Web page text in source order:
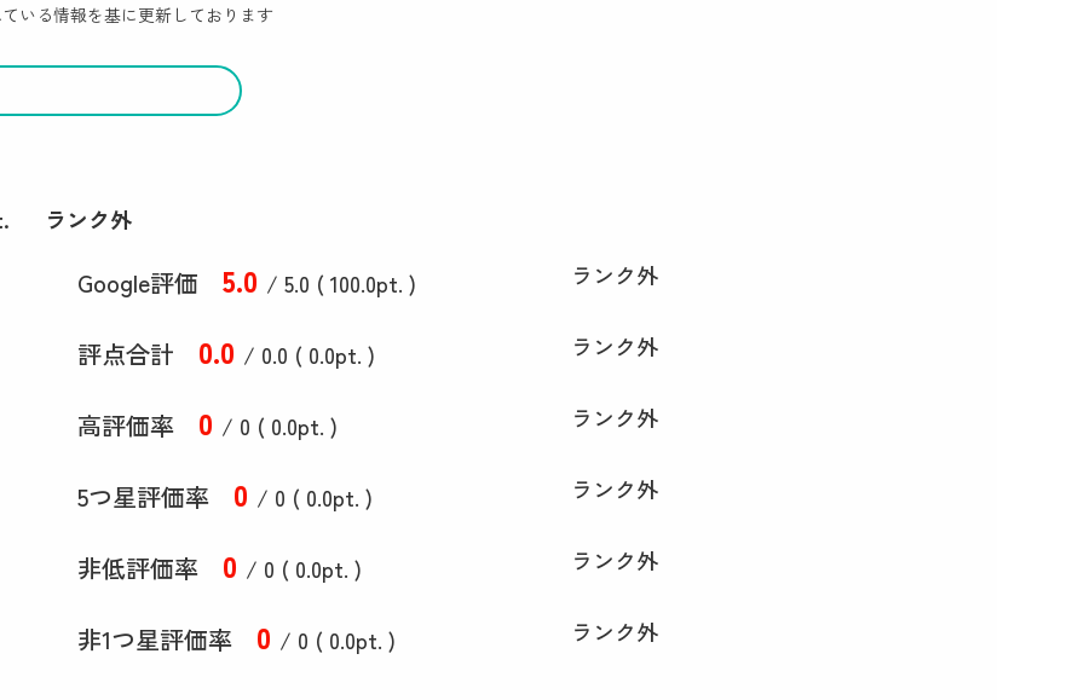
いる情報を基に更新しております
ランク外
Google評価 5.0 / 5.0 ( 100.0pt. ) ランク外
評点合計 0.0 / 0.0 ( 0.0pt. ) ランク外
高評価率 0 / 0 ( 0.0pt. ) ランク外
5つ星評価率 0 / 0 ( 0.0pt. ) ランク外
非低評価率 0 / 0 ( 0.0pt. ) ランク外
非1つ星評価率 0 / 0 ( 0.0pt. ) ランク外